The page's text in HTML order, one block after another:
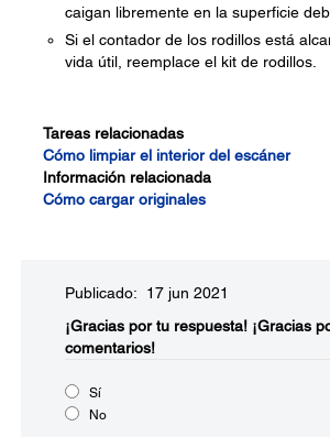
caigan libremente en la superficie
Si el contador de los rodillos está
vida útil, reemplace el kit de rodillos.
Tareas relacionadas
Cómo limpiar el interior del escáner
Información relacionada
Cómo cargar originales
Publicado: 17 jun 2021
¡Gracias por tu respuesta! ¡Gracias
comentarios!
Sí
No